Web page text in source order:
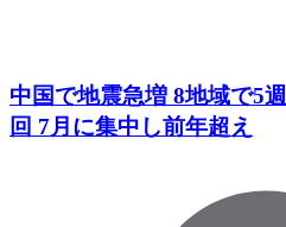
中国で地震急増 8地域で5
回 7月に集中し前年超え